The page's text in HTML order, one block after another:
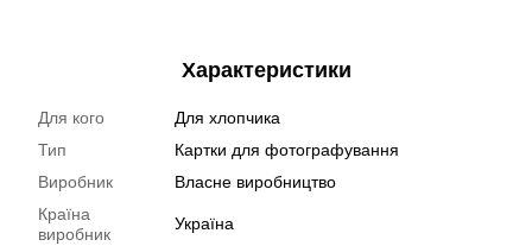
Характеристики
Для кого
Для хлопчика
Тип
Картки для фотографування
Виробник
Власне виробництво
Країна
виробник
Україна